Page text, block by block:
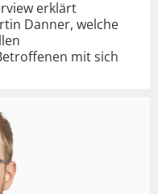
erklärt
Danner, welche
mit sich